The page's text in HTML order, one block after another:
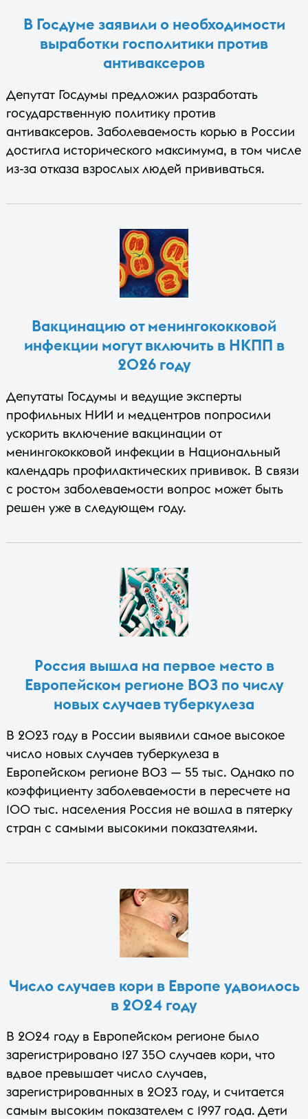
В Госдуме заявили о необходимости
выработки госполитики против
антиваксеров
Депутат Госдумы предложил разработать
государственную политику против
антиваксеров. Заболеваемость корью в России
достигла исторического максимума, в том числе
из-за отказа взрослых людей прививаться.
Вакцинацию от менингококковой
инфекции могут включить в НКПП в
2026 году
Депутаты Госдумы и ведущие эксперты
профильных НИИ и медцентров попросили
ускорить включение вакцинации от
менингококковой инфекции в Национальный
календарь профилактических прививок. В связи
с ростом заболеваемости вопрос может быть
решен уже в следующем году.
Россия вышла на первое место в
Европейском регионе ВОЗ по числу
новых случаев туберкулеза
В 2023 году в России выявили самое высокое
число новых случаев туберкулеза в
Европейском регионе ВОЗ — 55 тыс. Однако по
коэффициенту заболеваемости в пересчете на
100 тыс. населения Россия не вошла в пятерку
стран с самыми высокими показателями.
Число случаев кори в Европе удвоилось
в 2024 году
В 2024 году в Европейском регионе было
зарегистрировано 127 350 случаев кори, что
вдвое превышает число случаев,
зарегистрированных в 2023 году, и считается
самым высоким показателем с 1997 года. Дети